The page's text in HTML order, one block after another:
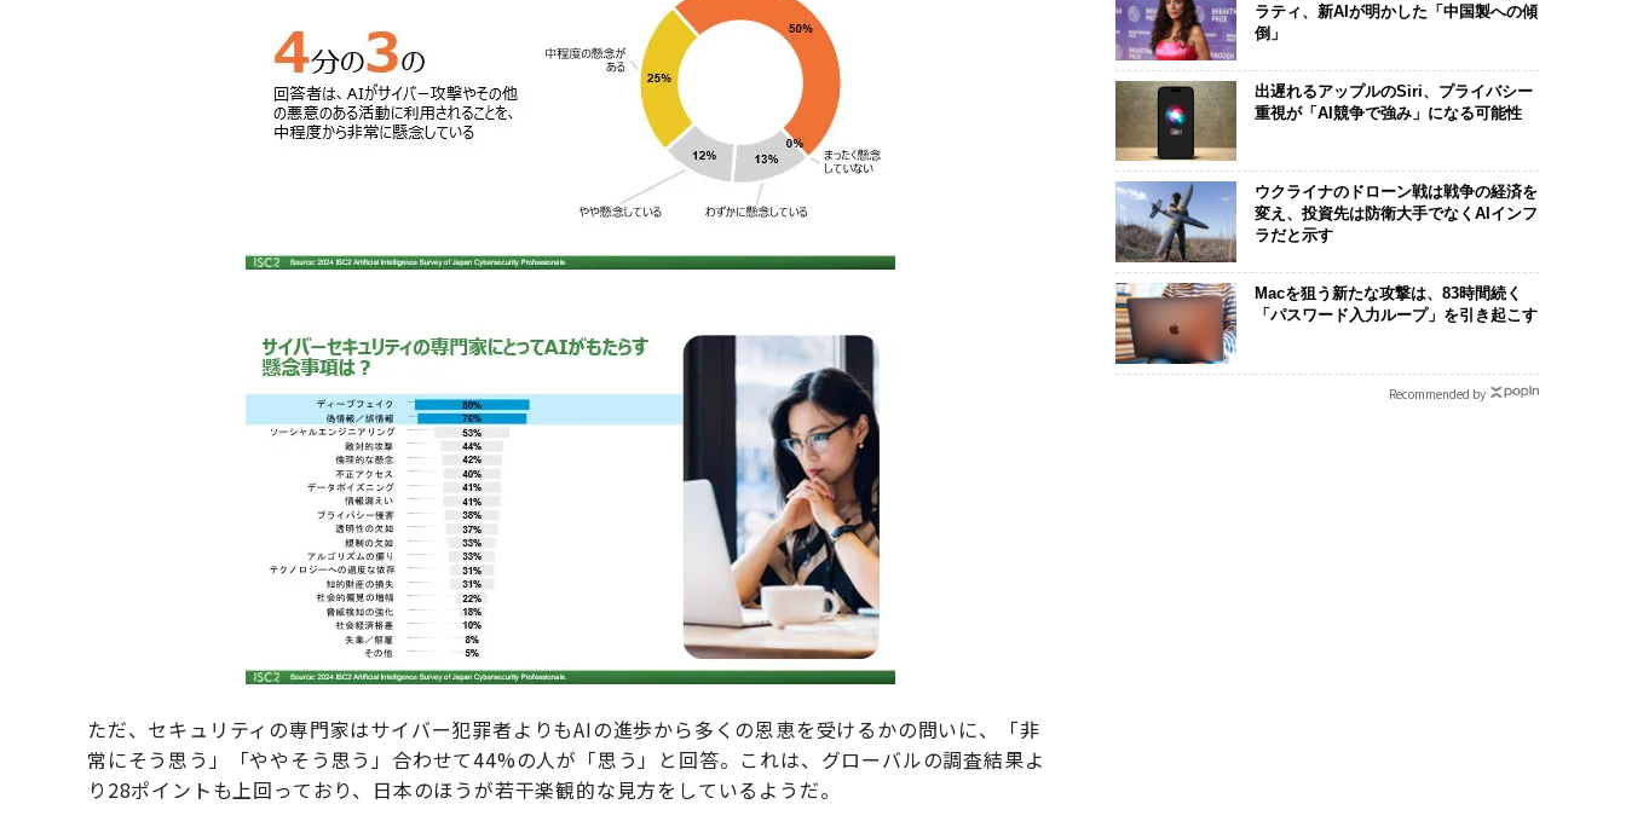
ただ、セキュリティの専門家はサイバー犯罪者よりもAIの進歩から多くの恩恵を受けるかの問いに、「非
常にそう思う」「ややそう思う」合わせて44%の人が「思う」と回答。これは、グローバルの調査結果よ
り28ポイントも上回っており、日本のほうが若干楽観的な見方をしているようだ。
ラティ、新AIが明かした「中国製への傾
倒」
出遅れるアップルのSiri、プライバシー
重視が「AI競争で強み」になる可能性
ウクライナのドローン戦は戦争の経済を
変え、投資先は防衛大手でなくAIインフ
ラだと示す
Macを狙う新たな攻撃は、83時間続く
「パスワード入力ループ」を引き起こす
Recommended by